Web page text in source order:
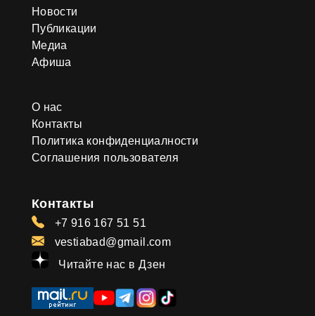
Новости
Публикации
Медиа
Афиша
О нас
Контакты
Политика конфиденциалности
Соглашения пользователя
Контакты
+7 916 167 51 51
vestiabad@gmail.com
Читайте нас в Дзен